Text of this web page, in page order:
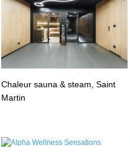
Chaleur sauna & steam, Saint
Martin